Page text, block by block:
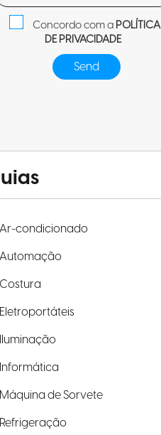
Concordo com aPOLÍTICA
DE PRIVACIDADE
Ar-condicionado
Automação
Costura
Eletroportáteis
Iluminação
Informática
Máquina de Sorvete
Refrigeração